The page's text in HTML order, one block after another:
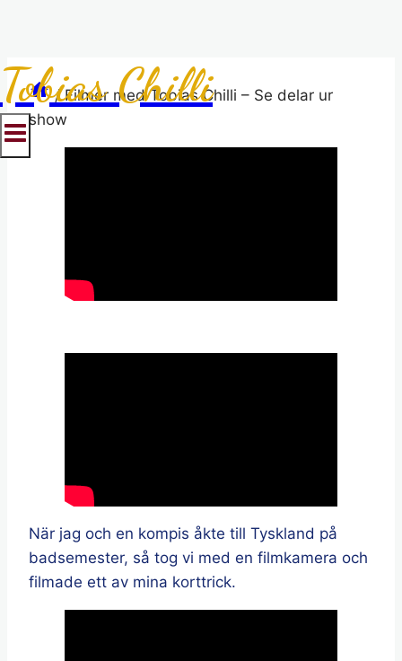
Skip
to
content
Tobias Chilli
/ Filmer med Tobias Chilli – Se delar ur
show
När jag och en kompis åkte till Tyskland på
badsemester, så tog vi med en filmkamera och
filmade ett av mina korttrick.